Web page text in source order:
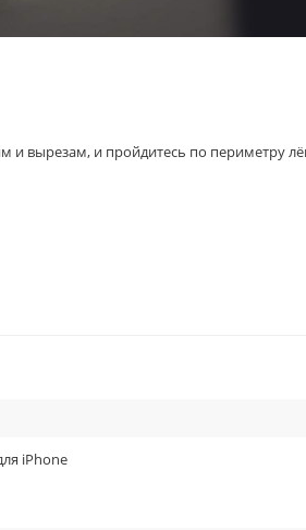
и вырезам, и пройдитесь по периметру
iPhone